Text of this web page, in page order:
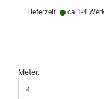
Lieferzeit: ca.1-4
Meter: